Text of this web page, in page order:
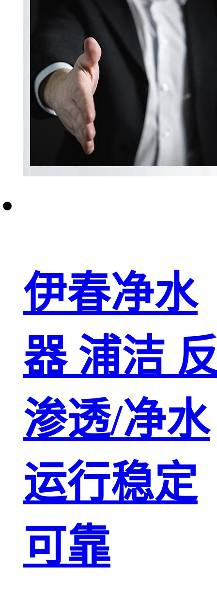
伊春净水
器 浦洁
渗透/净水
运行稳定
可靠